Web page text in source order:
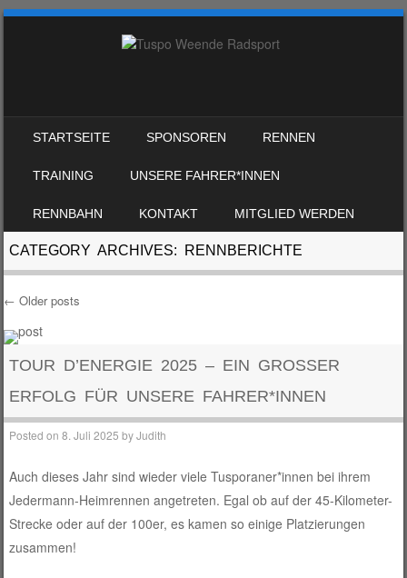
STARTSEITE SPONSOREN RENNEN
TRAINING UNSERE FAHRER*INNEN
RENNBAHN KONTAKT MITGLIED WERDEN
CATEGORY ARCHIVES: RENNBERICHTE
Post navigation
← Older posts
TOUR D’ENERGIE 2025 – EIN GROSSER E
RFOLG FÜR UNSERE FAHRER*INNEN
Posted on8. Juli 2025 byJudith
Auch dieses Jahr sind wieder viele Tusporaner*innen bei ihrem
Jedermann-Heimrennen angetreten. Egal ob auf der 45-Kilometer-
Strecke oder auf der 100er, es kamen so einige Platzierungen
zusammen!